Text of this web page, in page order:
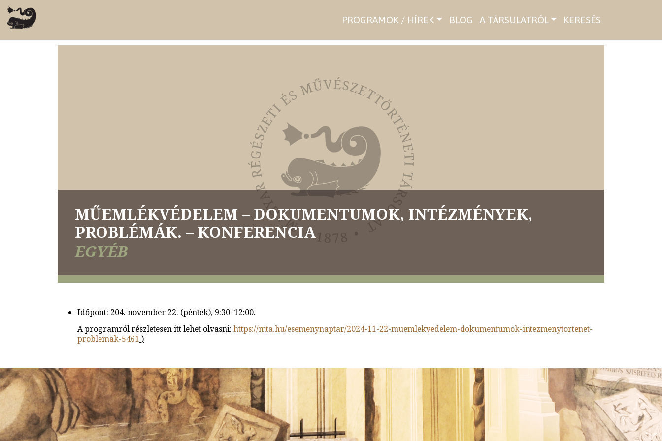
PROGRAMOK / HÍREK BLOG A TÁRSULATRÓL KERESÉS
MŰEMLÉKVÉDELEM – DOKUMENTUMOK, INTÉZMÉNYEK,
PROBLÉMÁK. – KONFERENCIA
EGYÉB
Időpont: 204. november 22. (péntek), 9:30–12:00.
A programról részletesen itt lehet olvasni: https://mta.hu/esemenynaptar/2024-11-22-muemlekvedelem-dokumentumok-intezmenytortenet-
problemak-5461 )